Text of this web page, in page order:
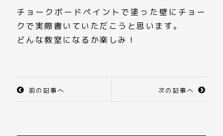
チョークボードペイントで塗った壁にチョー
クで実際書いていただこうと思います。
どんな教室になるか楽しみ！
前の記事へ 次の記事へ